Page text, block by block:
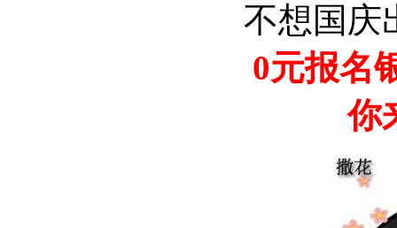
不想国庆
0元报名
你